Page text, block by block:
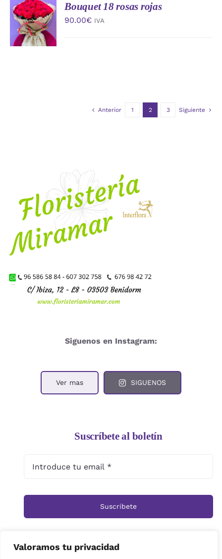
Valoramos tu privacidad
AÑADIR
AL
CARRITO
/
DETALLES
Bouquet 18 rosas rojas
90.00€ IVA
Anterior 1 2 3 Siguiente
Siguenos en Instagram:
Ver mas SIGUENOS
Suscríbete al boletín
Suscribete